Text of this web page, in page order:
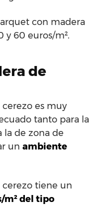
con madera
y 60 euros/m².
de
es muy
tanto para la
la de zona de
un ambiente
tiene un
m² del tipo